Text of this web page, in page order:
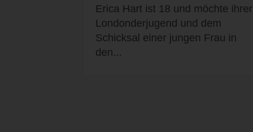
Erica Hart ist 18 und möchte ihrer
Londonderjugend und dem
Schicksal einer jungen Frau in
den...